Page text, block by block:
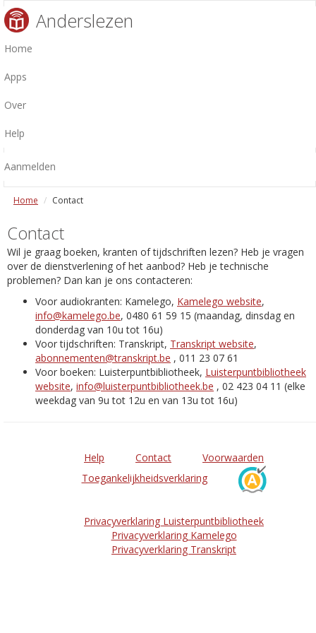
Anderslezen
Home
Apps
Over
Help
Aanmelden
Home Contact
Contact
Wil je graag boeken, kranten of tijdschriften lezen? Heb je vragen
over de dienstverlening of het aanbod? Heb je technische
problemen? Dan kan je ons contacteren:
Voor audiokranten: Kamelego, Kamelego website,
info@kamelego.be, 0480 61 59 15 (maandag, dinsdag en
donderdag van 10u tot 16u)
Voor tijdschriften: Transkript, Transkript website,
abonnementen@transkript.be , 011 23 07 61
Voor boeken: Luisterpuntbibliotheek, Luisterpuntbibliotheek
website, info@luisterpuntbibliotheek.be , 02 423 04 11 (elke
weekdag van 9u tot 12u en van 13u tot 16u)
Help Contact
Voorwaarden
Toegankelijkheidsverklaring
Privacyverklaring Luisterpuntbibliotheek
Privacyverklaring Kamelego
Privacyverklaring Transkript